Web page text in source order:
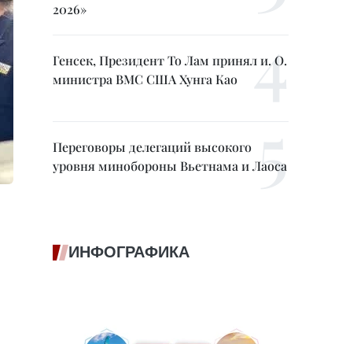
2026»
Генсек, Президент То Лам принял и. О.
министра ВМС США Хунга Као
Переговоры делегаций высокого
уровня минобороны Вьетнама и Лаоса
ИНФОГРАФИКА